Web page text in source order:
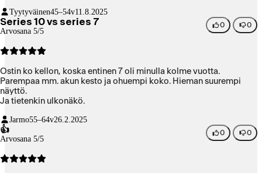
Tyytyväinen45–54v11.8.2025
Series 10 vs series 7
Arvosana 5/5
0 0
Ostin ko kellon, koska entinen 7 oli minulla kolme vuotta.
Parempaa mm. akun kesto ja ohuempi koko. Hieman suurempi
näyttö.
Ja tietenkin ulkonäkö.
Jarmo55–64v26.2.2025
👍
Arvosana 5/5
0 0